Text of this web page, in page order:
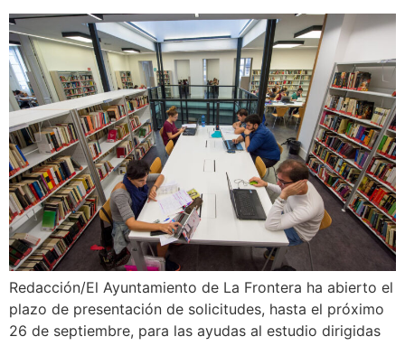
Redacción/El Ayuntamiento de La Frontera ha abierto el
plazo de presentación de solicitudes, hasta el próximo
26 de septiembre, para las ayudas al estudio dirigidas